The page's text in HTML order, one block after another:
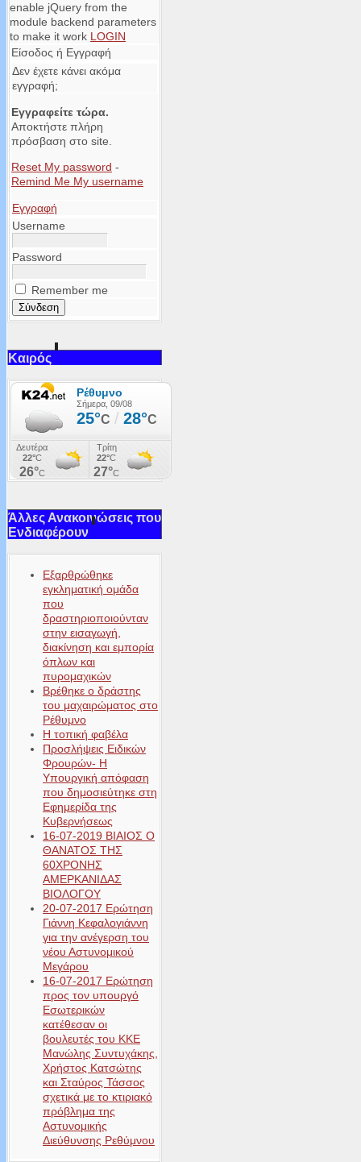
enable jQuery from the
module backend parameters
to make it work LOGIN
Είσοδος ή Εγγραφή
Δεν έχετε κάνει ακόμα
εγγραφή;
Εγγραφείτε τώρα.
Αποκτήστε πλήρη
πρόσβαση στο site.
Reset My password -
Remind Me My username
Εγγραφή
Username
Password
Remember me
Καιρός
Άλλες Ανακοινώσεις που
Ενδιαφέρουν
Εξαρθρώθηκε
εγκληματική ομάδα
που
δραστηριοποιούνταν
στην εισαγωγή,
διακίνηση και εμπορία
όπλων και
πυρομαχικών
Βρέθηκε ο δράστης
του μαχαιρώματος στο
Ρέθυμνο
Η τοπική φαβέλα
Προσλήψεις Ειδικών
Φρουρών- Η
Υπουργική απόφαση
που δημοσιεύτηκε στη
Εφημερίδα της
Κυβερνήσεως
16-07-2019 ΒΙΑΙΟΣ Ο
ΘΑΝΑΤΟΣ ΤΗΣ
60ΧΡΟΝΗΣ
ΑΜΕΡΚΑΝΙΔΑΣ
ΒΙΟΛΟΓΟΥ
20-07-2017 Ερώτηση
Γιάννη Κεφαλογιάννη
για την ανέγερση του
νέου Αστυνομικού
Μεγάρου
16-07-2017 Ερώτηση
προς τον υπουργό
Εσωτερικών
κατέθεσαν οι
βουλευτές του ΚΚΕ
Μανώλης Συντυχάκης,
Χρήστος Κατσώτης
και Σταύρος Τάσσος
σχετικά με το κτιριακό
πρόβλημα της
Αστυνομικής
Διεύθυνσης Ρεθύμνου